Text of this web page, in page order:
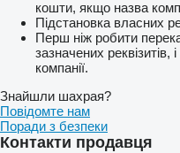
кошти, якщо назва
Підстановка власних
Перш ніж робити
зазначених
компанії.
Знайшли шахрая?
Повідомте нам
Поради з безпеки
Контакти продавця